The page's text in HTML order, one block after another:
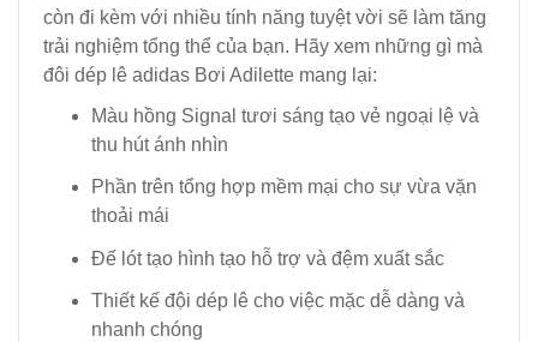
còn đi kèm với nhiều tính năng tuyệt vời sẽ làm tăng
trải nghiệm tổng thể của bạn. Hãy xem những gì mà
đôi dép lê adidas Bơi Adilette mang lại:
Màu hồng Signal tươi sáng tạo vẻ ngoại lệ và
thu hút ánh nhìn
Phần trên tổng hợp mềm mại cho sự vừa vặn
thoải mái
Đế lót tạo hình tạo hỗ trợ và đệm xuất sắc
Thiết kế đội dép lê cho việc mặc dễ dàng và
nhanh chóng